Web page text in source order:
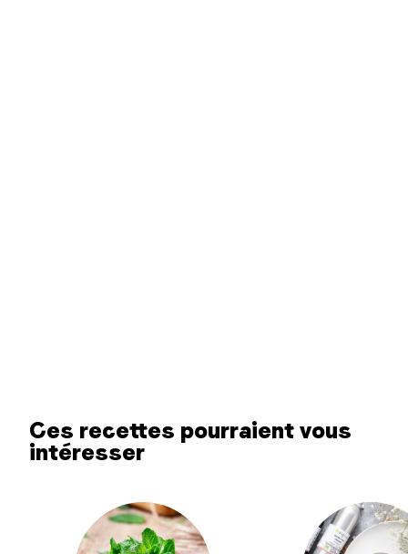
Ces recettes pourraient vous
intéresser